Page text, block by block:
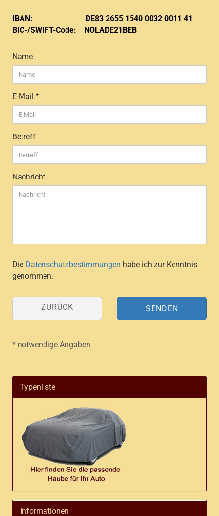
IBAN: DE83 2655 1540 0032 0011 41
BIC-/SWIFT-Code: NOLADE21BEB
KONTAKT
Name
E-Mail
Betreff
Nachricht
DATENSCHUTZBESTIMMUNGEN
Die Datenschutzbestimmungen habe ich zur Kenntnis
genommen.
ZURÜCK SENDEN
* notwendige Angaben
Typenliste
Informationen